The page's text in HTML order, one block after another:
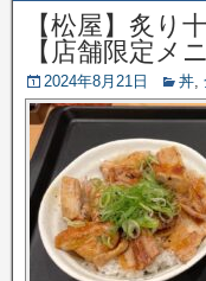
【松屋】炙り
【店舗限定メ
2024年8月21日 丼,